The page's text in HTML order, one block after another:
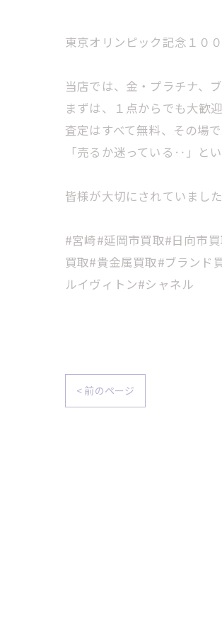
東京オリンピック記念１０
当店では、金・プラチナ、
まずは、１点からでも大歓
査定はすべて無料、その場で
「売るか迷っている‥」と
皆様が大切にされていまし
#宮崎#延岡市買取#日向市
買取#貴金属買取#ブランド
ルイヴィトン#シャネル
< 前のページ